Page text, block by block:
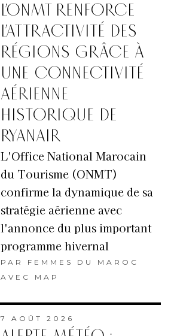
L’ONMT RENFORCE
L’ATTRACTIVITÉ DES
RÉGIONS GRÂCE À
UNE CONNECTIVITÉ
AÉRIENNE
HISTORIQUE DE
RYANAIR
L'Office National Marocain
du Tourisme (ONMT)
confirme la dynamique de sa
stratégie aérienne avec
l'annonce du plus important
programme hivernal
PAR FEMMES DU MAROC
AVEC MAP
7 AOÛT 2026